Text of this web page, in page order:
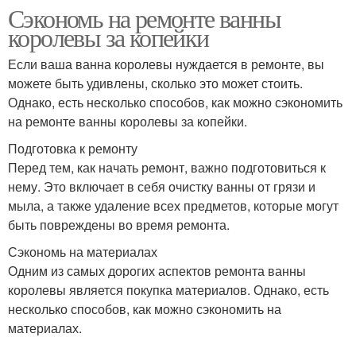
Сэкономь на ремонте ванны
королевы за копейки
Если ваша ванна королевы нуждается в ремонте, вы
можете быть удивлены, сколько это может стоить.
Однако, есть несколько способов, как можно сэкономить
на ремонте ванны королевы за копейки.
Подготовка к ремонту
Перед тем, как начать ремонт, важно подготовиться к
нему. Это включает в себя очистку ванны от грязи и
мыла, а также удаление всех предметов, которые могут
быть повреждены во время ремонта.
Сэкономь на материалах
Одним из самых дорогих аспектов ремонта ванны
королевы является покупка материалов. Однако, есть
несколько способов, как можно сэкономить на
материалах.